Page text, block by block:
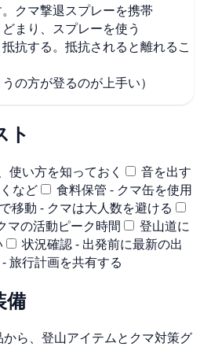
クマ撃退スプレーを携帯
まり、スプレーを使う
抗する。抵抗されると離れるこ
の方が登るのが上手い）
ト
使い方を知っておく
音を出す
など
食料保管 - クマ缶を使用
移動 - クマは大人数を避ける
マの活動ピーク時間
登山道に
状況確認 - 出発前に最新の出
旅行計画を共有する
備
ら、登山アイテムとクマ対策グ